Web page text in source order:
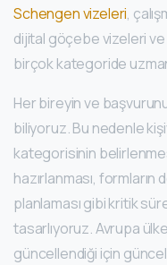
Schengen vizeleri,
dijital göçebe vizeleri ve
birçok kategoride
Her bireyin ve
biliyoruz. Bu nedenle
kategorisinin
hazırlanması,
planlaması gibi kritik
tasarlıyoruz. Avrupa
güncellendiği için